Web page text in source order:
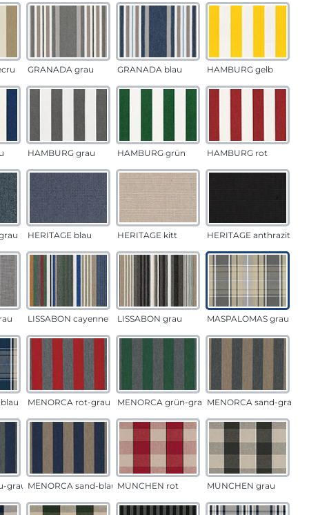
GRANADA grau GRANADA blau HAMBURG gelb
HAMBURG grau HAMBURG grün HAMBURG rot
HERITAGE blau HERITAGE kitt HERITAGE anthrazit
LISSABON cayenne LISSABON grau MASPALOMAS grau
MENORCA rot-grau MENORCA grün-grau MENORCA sand-grau
grau MENORCA sand-blau MÜNCHEN rot MÜNCHEN grau